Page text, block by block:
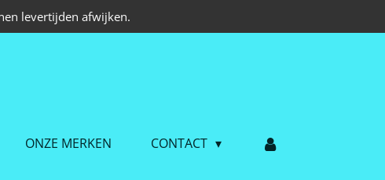
levertijden afwijken.
ONZE MERKEN CONTACT